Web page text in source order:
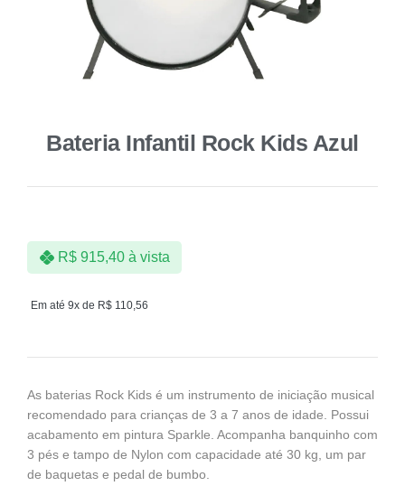
Bateria Infantil Rock Kids Azul
Em até 9x de R$ 110,56
R$915,40 à vista
As baterias Rock Kids é um instrumento de iniciação musical
recomendado para crianças de 3 a 7 anos de idade. Possui
acabamento em pintura Sparkle. Acompanha banquinho com
3 pés e tampo de Nylon com capacidade até 30 kg, um par
de baquetas e pedal de bumbo.